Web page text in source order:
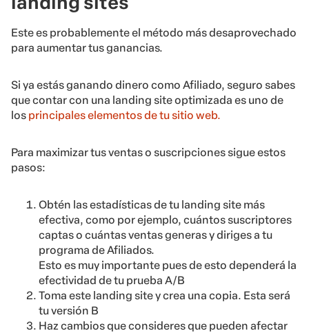
Este es probablemente el método más desaprovechado
para aumentar tus ganancias.
Si ya estás ganando dinero como Afiliado, seguro sabes
que contar con una landing site optimizada es uno de
los principales elementos de tu sitio web.
Para maximizar tus ventas o suscripciones sigue estos
pasos:
Obtén las estadísticas de tu landing site más
efectiva, como por ejemplo, cuántos suscriptores
captas o cuántas ventas generas y diriges a tu
programa de Afiliados.
Esto es muy importante pues de esto dependerá la
efectividad de tu prueba A/B
Toma este landing site y crea una copia. Esta será
tu versión B
Haz cambios que consideres que pueden afectar